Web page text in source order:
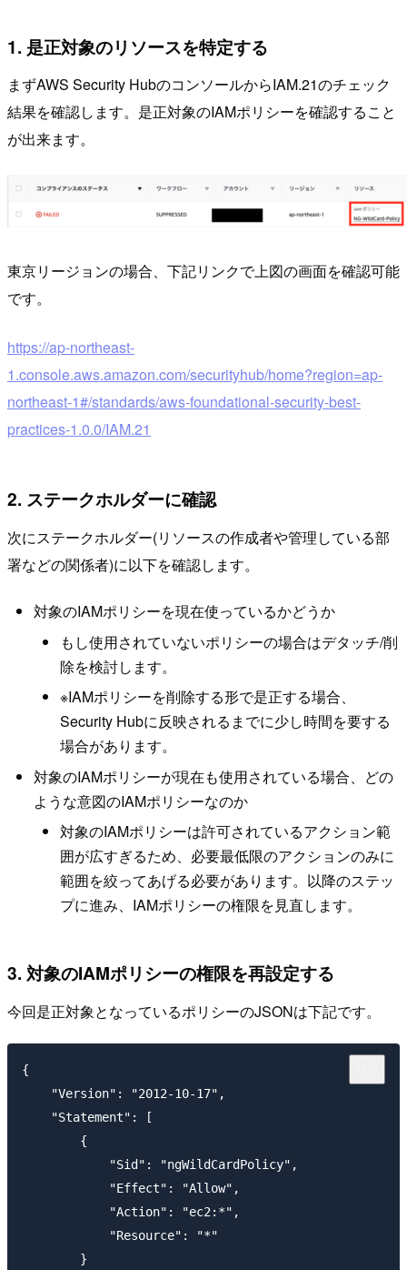
1. 是正対象のリソースを特定する
まずAWS Security HubのコンソールからIAM.21のチェック
結果を確認します。是正対象のIAMポリシーを確認すること
が出来ます。
東京リージョンの場合、下記リンクで上図の画面を確認可能
です。
https://ap-northeast-
1.console.aws.amazon.com/securityhub/home?region=ap-
northeast-1#/standards/aws-foundational-security-best-
practices-1.0.0/IAM.21
2. ステークホルダーに確認
次にステークホルダー(リソースの作成者や管理している部
署などの関係者)に以下を確認します。
対象のIAMポリシーを現在使っているかどうか
もし使用されていないポリシーの場合はデタッチ/削
除を検討します。
※IAMポリシーを削除する形で是正する場合、
Security Hubに反映されるまでに少し時間を要する
場合があります。
対象のIAMポリシーが現在も使用されている場合、どの
ような意図のIAMポリシーなのか
対象のIAMポリシーは許可されているアクション範
囲が広すぎるため、必要最低限のアクションのみに
範囲を絞ってあげる必要があります。以降のステッ
プに進み、IAMポリシーの権限を見直します。
3. 対象のIAMポリシーの権限を再設定する
今回是正対象となっているポリシーのJSONは下記です。
{
    "Version": "2012-10-17",
    "Statement": [
        {
            "Sid": "ngWildCardPolicy",
            "Effect": "Allow",
            "Action": "ec2:*",
            "Resource": "*"
        }